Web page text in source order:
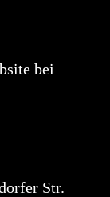
bei
Str.